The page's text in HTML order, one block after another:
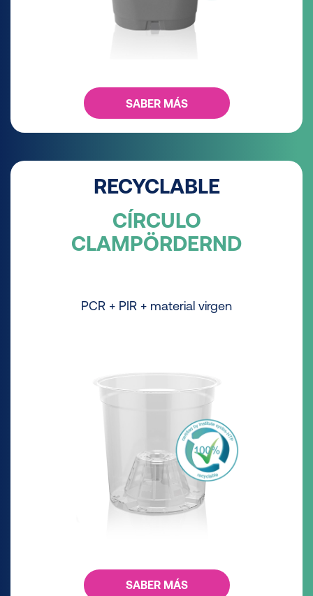
SABER MÁS
RECYCLABLE
CÍRCULO
CLAMPÖRDERND
PCR + PIR + material virgen
SABER MÁS